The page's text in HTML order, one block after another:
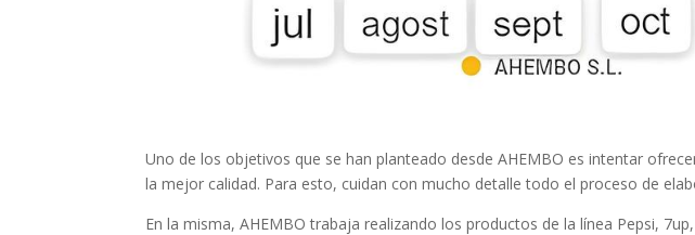
Uno de los objetivos que se han planteado desde AHEMBO es intentar
la mejor calidad. Para esto, cuidan con mucho detalle todo el proceso de
En la misma, AHEMBO trabaja realizando los productos de la línea Pepsi,